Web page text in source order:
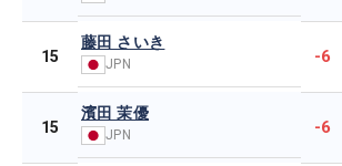
15
藤田 さいき
JPN -6
15
濱田 茉優
JPN -6